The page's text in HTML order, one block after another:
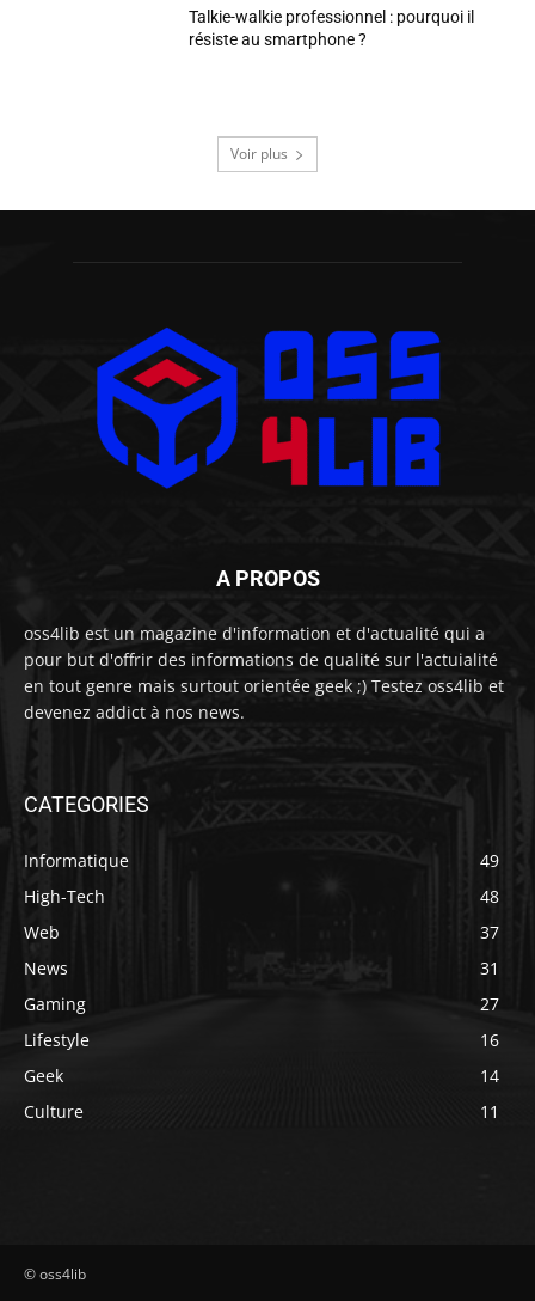
Talkie-walkie professionnel : pourquoi il
résiste au smartphone ?
Voir plus
A PROPOS
oss4lib est un magazine d'information et d'actualité qui a
pour but d'offrir des informations de qualité sur l'actuialité
en tout genre mais surtout orientée geek ;) Testez oss4lib et
devenez addict à nos news.
CATEGORIES
Informatique
49
High-Tech
48
Web
37
News
31
Gaming
27
Lifestyle
16
Geek
14
Culture
11
© oss4lib